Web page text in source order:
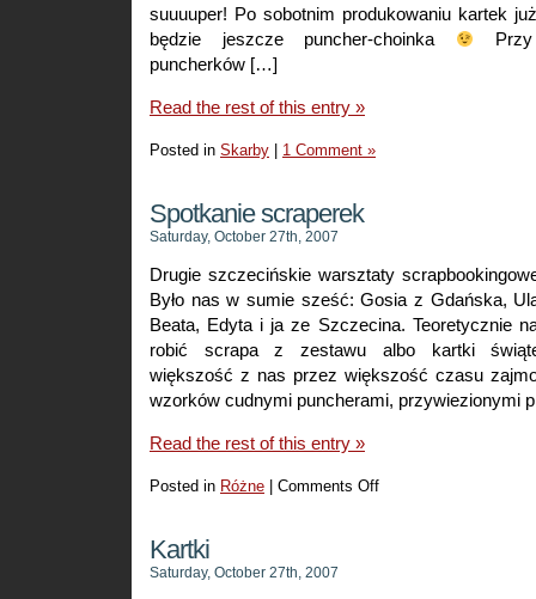
suuuuper! Po sobotnim produkowaniu kartek
będzie jeszcze puncher-choinka
Przy
puncherków […]
Read the rest of this entry »
Posted in Skarby 1 Comment »
Spotkanie scraperek
Saturday, October 27th, 2007
Drugie szczecińskie warsztaty
Było nas w sumie sześć: Gosia z Gdańska,
Beata, Edyta i ja ze Szczecina. Teoretycznie
robić scrapa z zestawu albo kartki
większość z nas przez większość czasu
wzorków cudnymi puncherami, przywiezionymi
Read the rest of this entry »
Posted in Różne Comments Offon
Kartki
Saturday, October 27th, 2007